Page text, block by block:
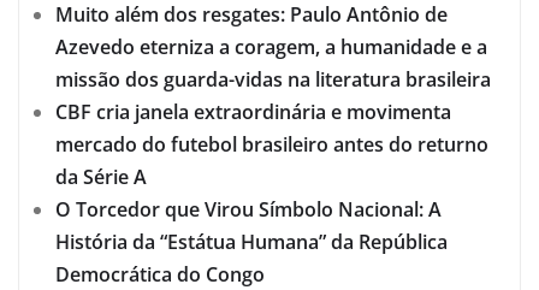
Muito além dos resgates: Paulo Antônio de
Azevedo eterniza a coragem, a humanidade e a
missão dos guarda-vidas na literatura brasileira
CBF cria janela extraordinária e movimenta
mercado do futebol brasileiro antes do returno
da Série A
O Torcedor que Virou Símbolo Nacional: A
História da “Estátua Humana” da República
Democrática do Congo